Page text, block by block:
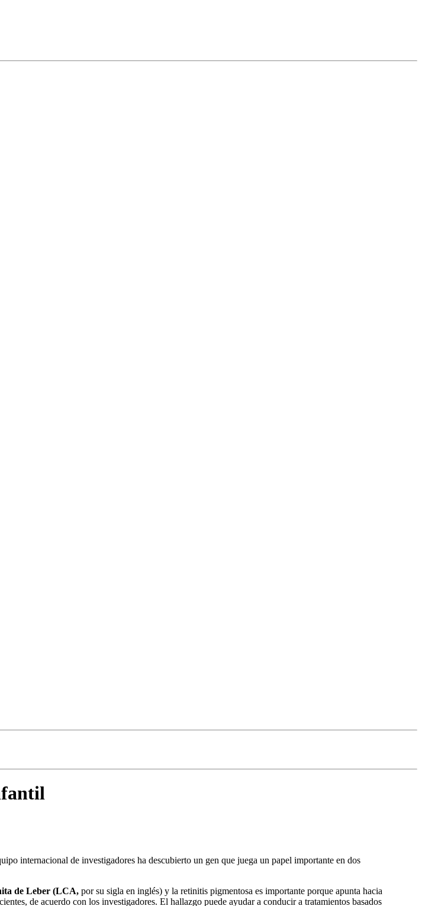
internacional de investigadores ha descubierto un gen que juega un papel importante en dos
de Leber (LCA, por su sigla en inglés) y la retinitis pigmentosa es importante porque apunta hacia
de acuerdo con los investigadores. El hallazgo puede ayudar a conducir a tratamientos basados